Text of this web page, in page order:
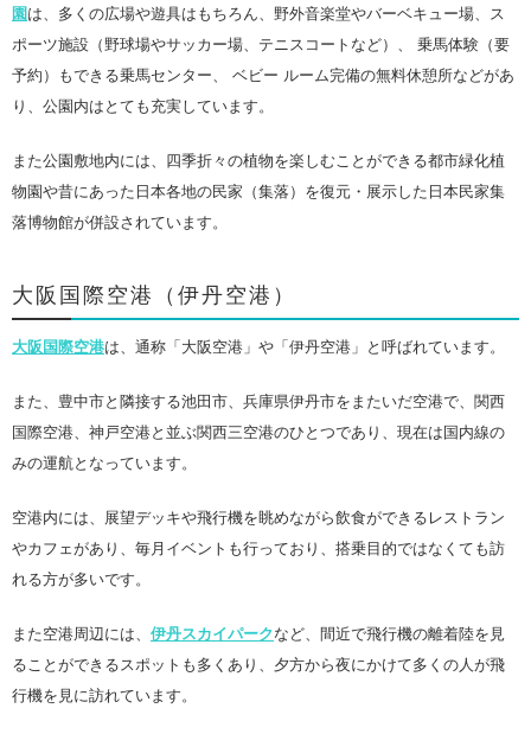
園 は、多くの広場や遊具はもちろん、野外音楽堂やバーベキュー場、ス
ポーツ施設（野球場やサッカー場、テニスコートなど）、 乗馬体験（要
予約）もできる乗馬センター、 ベビー ルーム完備の無料休憩所などがあ
り、公園内はとても充実しています。
また公園敷地内には、四季折々の植物を楽しむことができる都市緑化植
物園や昔にあった日本各地の民家（集落）を復元・展示した日本民家集
落博物館が併設されています。
大阪国際空港（伊丹空港）
大阪国際空港は、通称「大阪空港」や「伊丹空港」と呼ばれています。
また、豊中市と隣接する池田市、兵庫県伊丹市をまたいだ空港で、関西
国際空港、神戸空港と並ぶ関西三空港のひとつであり、現在は国内線の
みの運航となっています。
空港内には、展望デッキや飛行機を眺めながら飲食ができるレストラン
やカフェがあり、毎月イベントも行っており、搭乗目的ではなくても訪
れる方が多いです。
また空港周辺には、 伊丹スカイパークなど、間近で飛行機の離着陸を見
ることができるスポットも多くあり、夕方から夜にかけて多くの人が飛
行機を見に訪れています。